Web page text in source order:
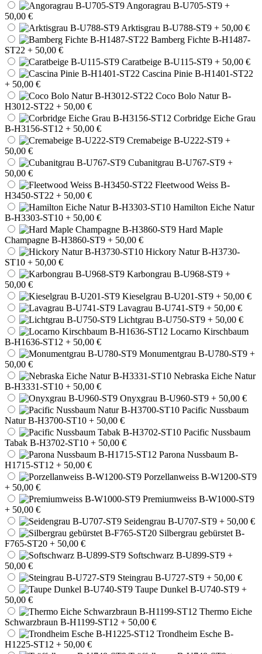
Angoragrau B-U705-ST9 +
50,00 €
Arktisgrau B-U788-ST9 + 50,00 €
Bamberg Fichte B-H1487-
ST22 + 50,00 €
Caratbeige B-U115-ST9 + 50,00 €
Cascina Pinie B-H1401-ST22
+ 50,00 €
Coco Bolo Natur B-
H3012-ST22 + 50,00 €
Corbridge Eiche Grau
B-H3156-ST12 + 50,00 €
Cremabeige B-U222-ST9 +
50,00 €
Cubanitgrau B-U767-ST9 +
50,00 €
Fleetwood Weiss B-
H3450-ST22 + 50,00 €
Hamilton Eiche Natur
B-H3303-ST10 + 50,00 €
Hard Maple
Champagne B-H3860-ST9 + 50,00 €
Hickory Natur B-H3730-
ST10 + 50,00 €
Karbongrau B-U968-ST9 +
50,00 €
Kieselgrau B-U201-ST9 + 50,00 €
Lavagrau B-U741-ST9 + 50,00 €
Lichtgrau B-U750-ST9 + 50,00 €
Locarno Kirschbaum
B-H1636-ST12 + 50,00 €
Monumentgrau B-U780-ST9 +
50,00 €
Nebraska Eiche Natur
B-H3331-ST10 + 50,00 €
Onyxgrau B-U960-ST9 + 50,00 €
Pacific Nussbaum
Natur B-H3700-ST10 + 50,00 €
Pacific Nussbaum
Tabak B-H3702-ST10 + 50,00 €
Parona Nussbaum B-
H1715-ST12 + 50,00 €
Porzellanweiss B-W1200-ST9
+ 50,00 €
Premiumweiss B-W1000-ST9
+ 50,00 €
Seidengrau B-U707-ST9 + 50,00 €
Silbergrau gebürstet B-
F765-ST20 + 50,00 €
Softschwarz B-U899-ST9 +
50,00 €
Steingrau B-U727-ST9 + 50,00 €
Taupe Dunkel B-U740-ST9 +
50,00 €
Thermo Eiche
Schwarzbraun B-H1199-ST12 + 50,00 €
Trondheim Esche B-
H1225-ST12 + 50,00 €